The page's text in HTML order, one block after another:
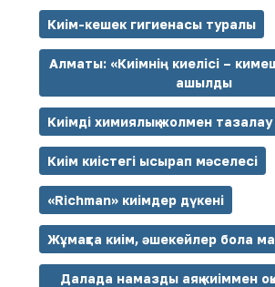
Киім-кешек гигиенасы туралы
Алматы: «Киімнің киелісі –
ашылды
Киімді химиялық жолмен
Киім киістегі ысырап мәселесі
«Richman» киімдер дүкені
Жұмақта киім, әшекейлер бола
Далада намазды аяқ киіммен